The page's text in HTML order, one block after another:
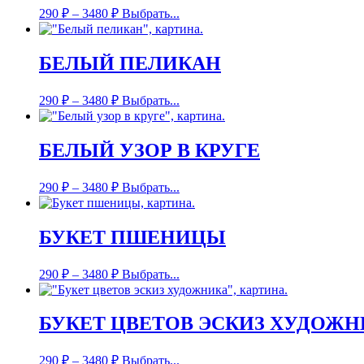
290 ₽ – 3480 ₽ Выбрать...
БЕЛЫЙ ПЕЛИКАН
290 ₽ – 3480 ₽ Выбрать...
БЕЛЫЙ УЗОР В КРУГЕ
290 ₽ – 3480 ₽ Выбрать...
БУКЕТ ПШЕНИЦЫ
290 ₽ – 3480 ₽ Выбрать...
БУКЕТ ЦВЕТОВ ЭСКИЗ
290 ₽ – 3480 ₽ Выбрать...